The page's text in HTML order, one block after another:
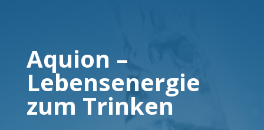
Aquion –
Lebensenergie
zum Trinken